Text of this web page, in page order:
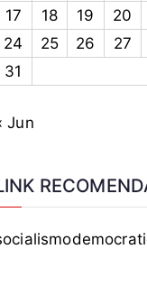
17
18 19 20
24
25 26 27
31
Jun